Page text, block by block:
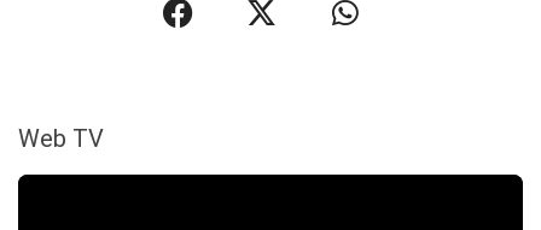
Web TV